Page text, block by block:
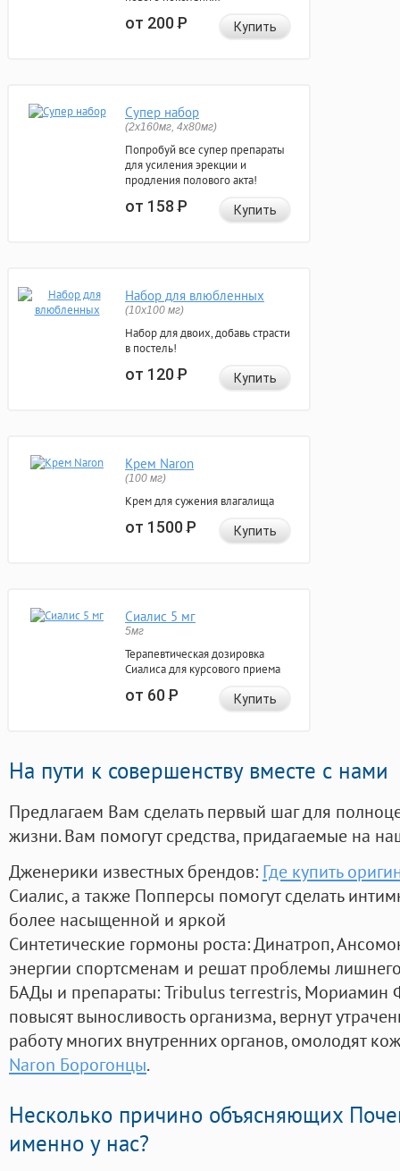
от 200Р Купить
Супер набор
(2х160мг, 4х80мг)
Попробуй все супер препараты
для усиления эрекции и
продления полового акта!
от 158Р Купить
Набор для влюбленных
(10х100 мг)
Набор для двоих, добавь страсти
в постель!
от 120Р Купить
Крем Naron
(100 мг)
Крем для сужения влагалища
от 1500Р Купить
Сиалис 5 мг
5мг
Терапевтическая дозировка
Сиалиса для курсового приема
от 60Р Купить
На пути к совершенству вместе с нами
Предлагаем Вам сделать первый шаг для
жизни. Вам помогут средства, придагаемые на
Дженерики известных брендов: Где купить
Сиалис, а также Попперсы помогут сделать
более насыщенной и яркой
Синтетические гормоны роста: Динатроп,
энергии спортсменам и решат проблемы
БАДы и препараты:Tribulus terrestris, Мориамин
повысят выносливость организма, вернут
работу многих внутренних органов, омолодят
Naron Борогонцы.
Несколько причино объясняющих
именно у нас?